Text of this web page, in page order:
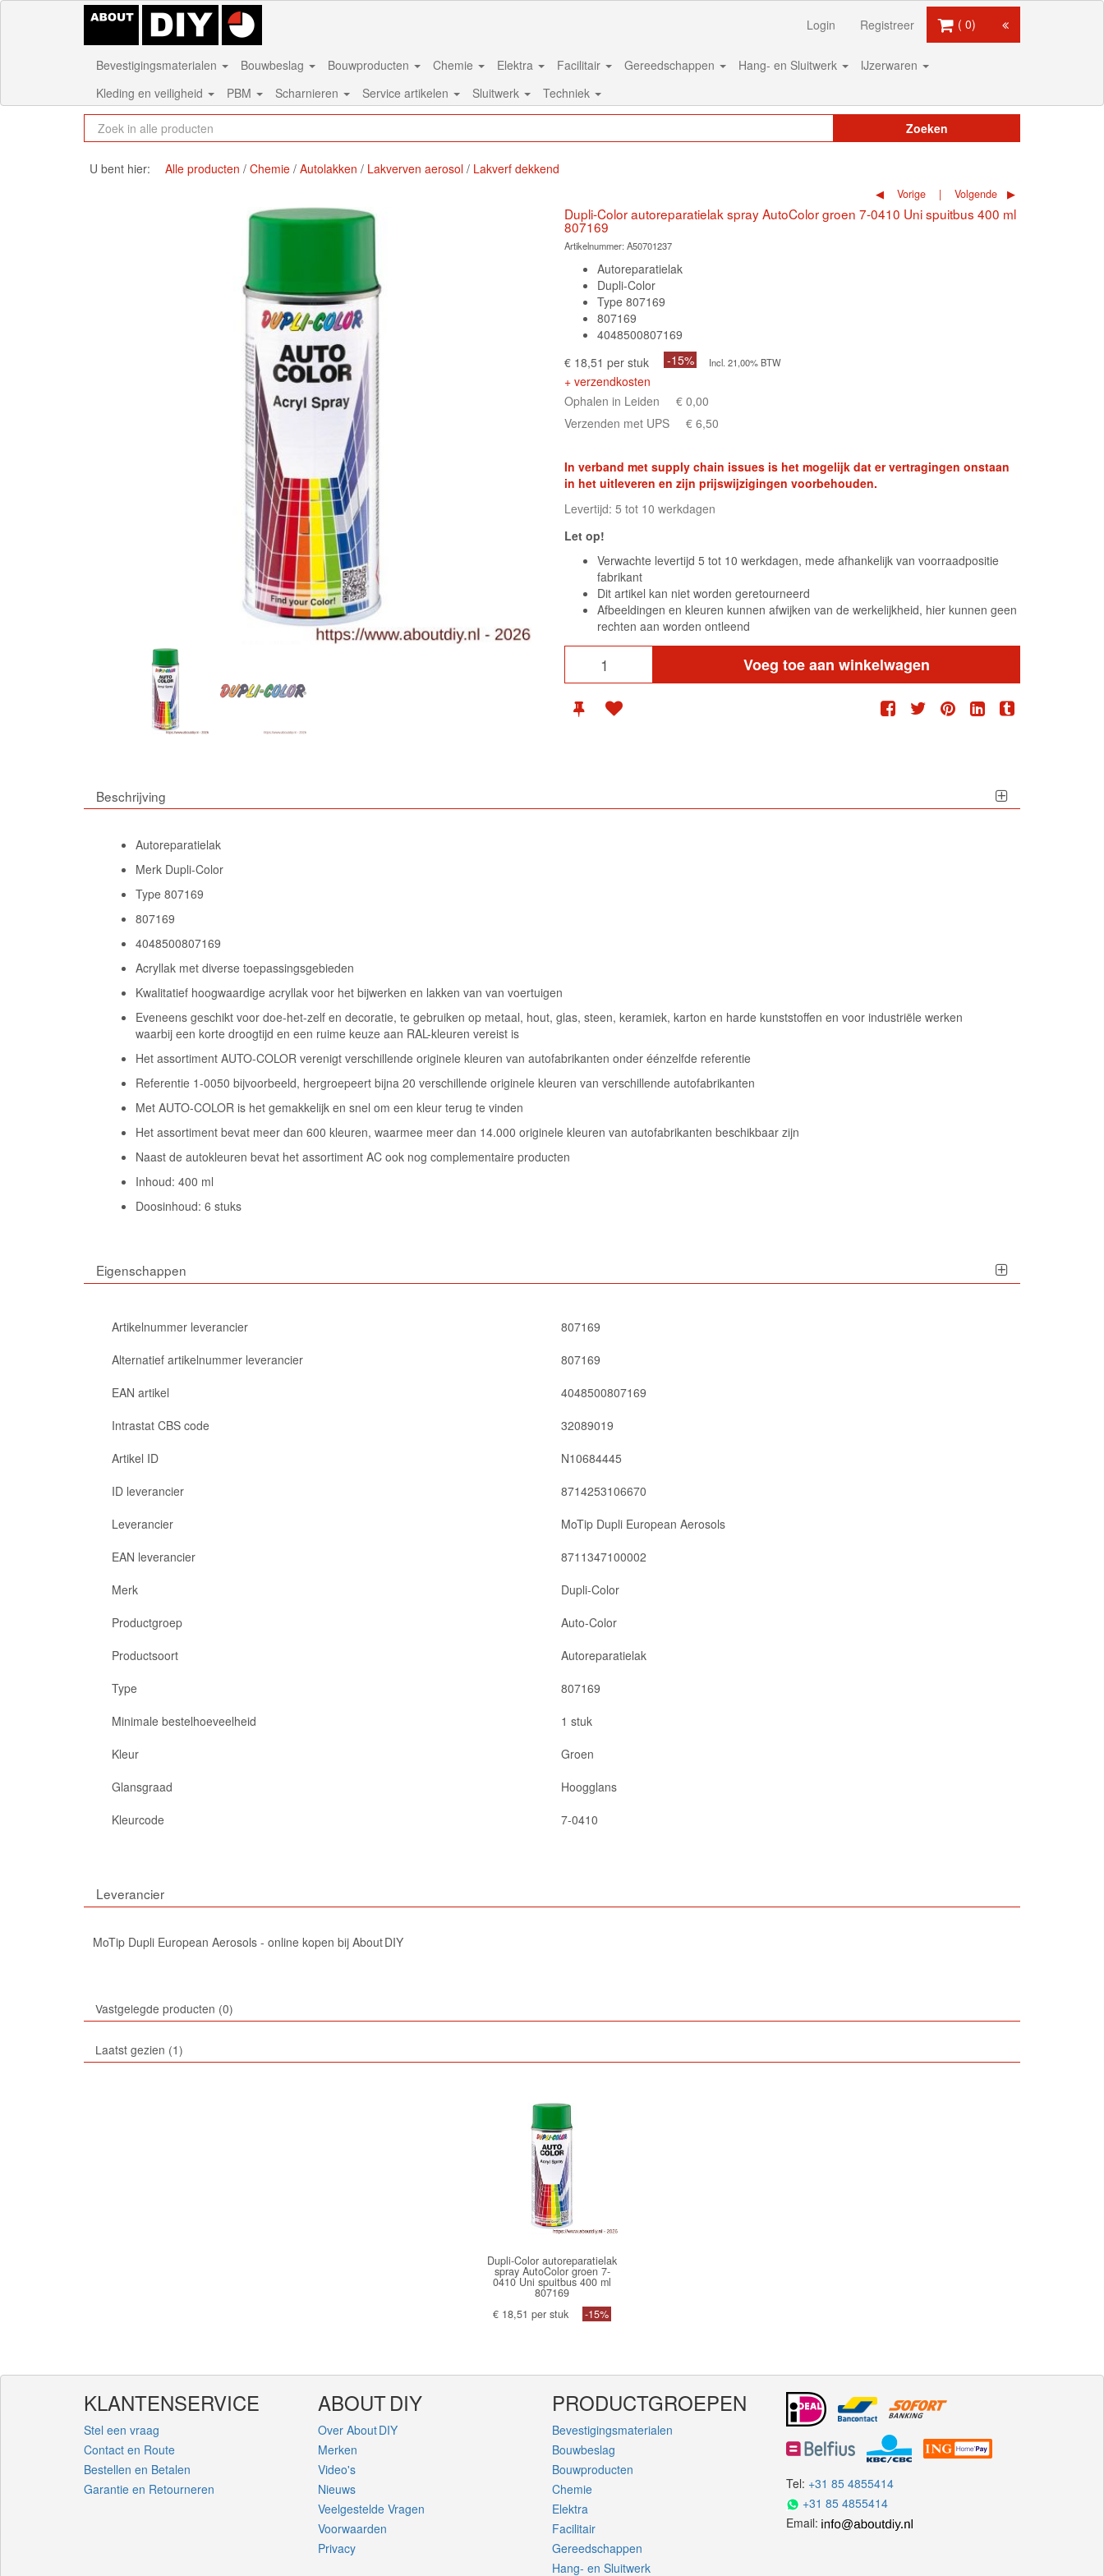
0
Login Registreer
Bevestigingsmaterialen Bouwbeslag Bouwproducten Chemie Elektra Facilitair Gereedschappen Hang- en Sluitwerk
IJzerwaren
Kleding en veiligheid
PBM Scharnieren Service artikelen Sluitwerk Techniek
Zoeken
U bent hier: Alle producten Chemie Autolakken Lakverven aerosol Lakverf dekkend
Vorige Volgende
Dupli-Color autoreparatielak spray AutoColor groen 7-0410 Uni spuitbus 400 ml
807169
Artikelnummer: A50701237
Autoreparatielak
Dupli-Color
Type 807169
807169
4048500807169
€ 18,51 per stuk
-15% Incl. 21,00% BTW
+ verzendkosten
Ophalen in Leiden
€ 0,00
Verzenden met UPS
€ 6,50
In verband met supply chain issues is het mogelijk dat er vertragingen onstaan
in het uitleveren en zijn prijswijzigingen voorbehouden.
Levertijd: 5 tot 10 werkdagen
Let op!
Verwachte levertijd 5 tot 10 werkdagen, mede afhankelijk van voorraadpositie
fabrikant
Dit artikel kan niet worden geretourneerd
Afbeeldingen en kleuren kunnen afwijken van de werkelijkheid, hier kunnen geen
rechten aan worden ontleend
Voeg toe aan winkelwagen
Beschrijving
Autoreparatielak
Merk Dupli-Color
Type 807169
807169
4048500807169
Acryllak met diverse toepassingsgebieden
Kwalitatief hoogwaardige acryllak voor het bijwerken en lakken van van voertuigen
Eveneens geschikt voor doe-het-zelf en decoratie, te gebruiken op metaal, hout, glas, steen, keramiek, karton en harde kunststoffen en voor industriële werken
waarbij een korte droogtijd en een ruime keuze aan RAL-kleuren vereist is
Het assortiment AUTO-COLOR verenigt verschillende originele kleuren van autofabrikanten onder éénzelfde referentie
Referentie 1-0050 bijvoorbeeld, hergroepeert bijna 20 verschillende originele kleuren van verschillende autofabrikanten
Met AUTO-COLOR is het gemakkelijk en snel om een kleur terug te vinden
Het assortiment bevat meer dan 600 kleuren, waarmee meer dan 14.000 originele kleuren van autofabrikanten beschikbaar zijn
Naast de autokleuren bevat het assortiment AC ook nog complementaire producten
Inhoud: 400 ml
Doosinhoud: 6 stuks
Eigenschappen
Artikelnummer leverancier
807169
Alternatief artikelnummer leverancier
807169
EAN artikel
4048500807169
Intrastat CBS code
32089019
Artikel ID
N10684445
ID leverancier
8714253106670
Leverancier
MoTip Dupli European Aerosols
EAN leverancier
8711347100002
Merk
Dupli-Color
Productgroep
Auto-Color
Productsoort
Autoreparatielak
Type
807169
Minimale bestelhoeveelheid
1 stuk
Kleur
Groen
Glansgraad
Hoogglans
Kleurcode
7-0410
Leverancier
MoTip Dupli European Aerosols - online kopen bij About DIY
Vastgelegde producten 0
Laatst gezien 1
Dupli-Color autoreparatielak
spray AutoColor groen 7-
0410 Uni spuitbus 400 ml
807169
€ 18,51 per stuk
-15%
KLANTENSERVICE
Stel een vraag
Contact en Route
Bestellen en Betalen
Garantie en Retourneren
ABOUT DIY
Over About DIY
Merken
Video's
Nieuws
Veelgestelde Vragen
Voorwaarden
Privacy
PRODUCTGROEPEN
Bevestigingsmaterialen
Bouwbeslag
Bouwproducten
Chemie
Elektra
Facilitair
Gereedschappen
Hang- en Sluitwerk
Tel: +31 85 4855414
+31 85 4855414
Email: